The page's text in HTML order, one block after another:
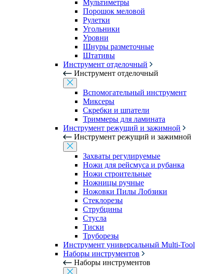
Мультиметры
Порошок меловой
Рулетки
Угольники
Уровни
Шнуры разметочные
Штативы
Инструмент отделочный
Инструмент отделочный
Вспомогательный инструмент
Миксеры
Скребки и шпатели
Триммеры для ламината
Инструмент режущий и зажимной
Инструмент режущий и зажимной
Захваты регулируемые
Ножи для рейсмуса и рубанка
Ножи строительные
Ножницы ручные
Ножовки Пилы Лобзики
Стеклорезы
Струбцины
Стусла
Тиски
Труборезы
Инструмент универсальный Multi-Tool
Наборы инструментов
Наборы инструментов